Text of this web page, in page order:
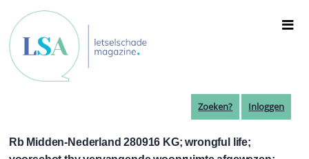
naar
de
inhoud
gaan
Zoeken? Inloggen
Rb Midden-Nederland 280916 KG; wrongful life;